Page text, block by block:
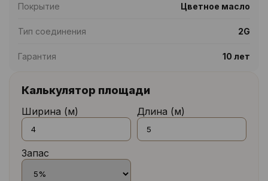
Покрытие Цветное масло
Тип соединения 2G
Гарантия 10 лет
Калькулятор площади
Ширина (м) Длина (м)
Запас